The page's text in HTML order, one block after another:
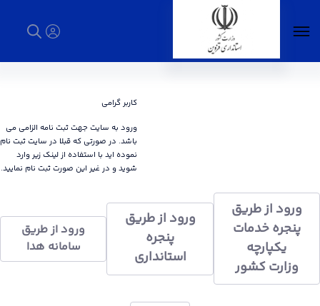
پیشخوان ارباب رجوع - استانداری قزوین
کاربر گرامی
ورود به سایت جهت ثبت نامه الزامی می
باشد. در صورتی که قبلا در سایت ثبت نام
نموده اید با استفاده از لینک زیر وارد
شوید و در غیر این صورت ثبت نام نمایید.
ورود از طریق
پنجره خدمات
یکپارچه
وزارت کشور
ورود از طریق
پنجره
استانداری
ورود از طریق
سامانه هدا